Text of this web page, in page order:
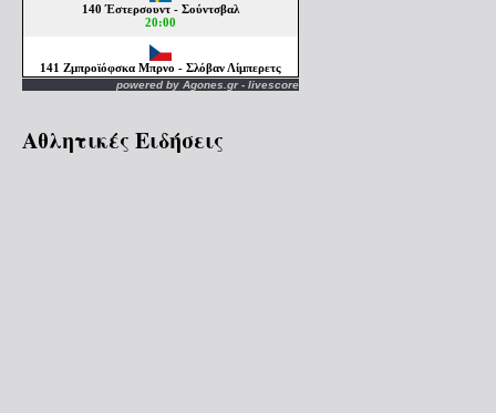
powered by Agones.gr- livescore
Αθλητικές Ειδήσεις